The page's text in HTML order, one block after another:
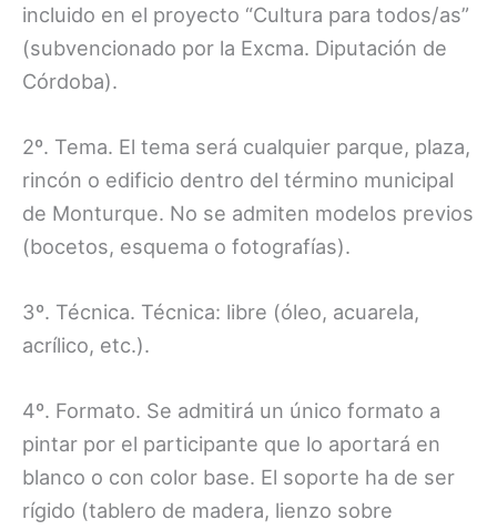
incluido en el proyecto “Cultura para todos/as”
(subvencionado por la Excma. Diputación de
Córdoba).
2º. Tema. El tema será cualquier parque, plaza,
rincón o edificio dentro del término municipal
de Monturque. No se admiten modelos previos
(bocetos, esquema o fotografías).
3º. Técnica. Técnica: libre (óleo, acuarela,
acrílico, etc.).
4º. Formato. Se admitirá un único formato a
pintar por el participante que lo aportará en
blanco o con color base. El soporte ha de ser
rígido (tablero de madera, lienzo sobre